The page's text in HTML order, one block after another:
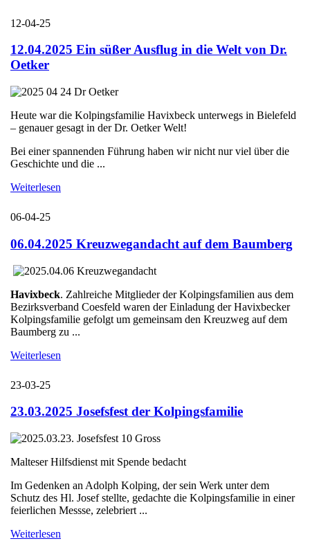
12-04-25
12.04.2025 Ein süßer Ausflug in die Welt von Dr.
Oetker
Heute war die Kolpingsfamilie Havixbeck unterwegs in Bielefeld
– genauer gesagt in der Dr. Oetker Welt!
Bei einer spannenden Führung haben wir nicht nur viel über die
Geschichte und die ...
Weiterlesen
06-04-25
06.04.2025 Kreuzwegandacht auf dem Baumberg
Havixbeck. Zahlreiche Mitglieder der Kolpingsfamilien aus dem
Bezirksverband Coesfeld waren der Einladung der Havixbecker
Kolpingsfamilie gefolgt um gemeinsam den Kreuzweg auf dem
Baumberg zu ...
Weiterlesen
23-03-25
23.03.2025 Josefsfest der Kolpingsfamilie
Malteser Hilfsdienst mit Spende bedacht
Im Gedenken an Adolph Kolping, der sein Werk unter dem
Schutz des Hl. Josef stellte, gedachte die Kolpingsfamilie in einer
feierlichen Messse, zelebriert ...
Weiterlesen